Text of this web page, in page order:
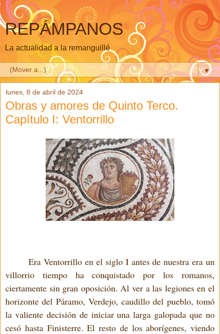
REPÁMPANOS
La actualidad a la remanguillé
▼
lunes, 8 de abril de 2024
Obras y amores de Quinto Terco.
Capítulo I: Ventorrillo
Era Ventorrillo en el siglo I antes de nuestra era un
villorrio tiempo ha conquistado por los romanos,
ciertamente sin gran oposición. Al ver a las legiones en el
horizonte del Páramo, Verdejo, caudillo del pueblo, tomó
la valiente decisión de iniciar una larga galopada que no
cesó hasta Finisterre. El resto de los aborígenes, viendo